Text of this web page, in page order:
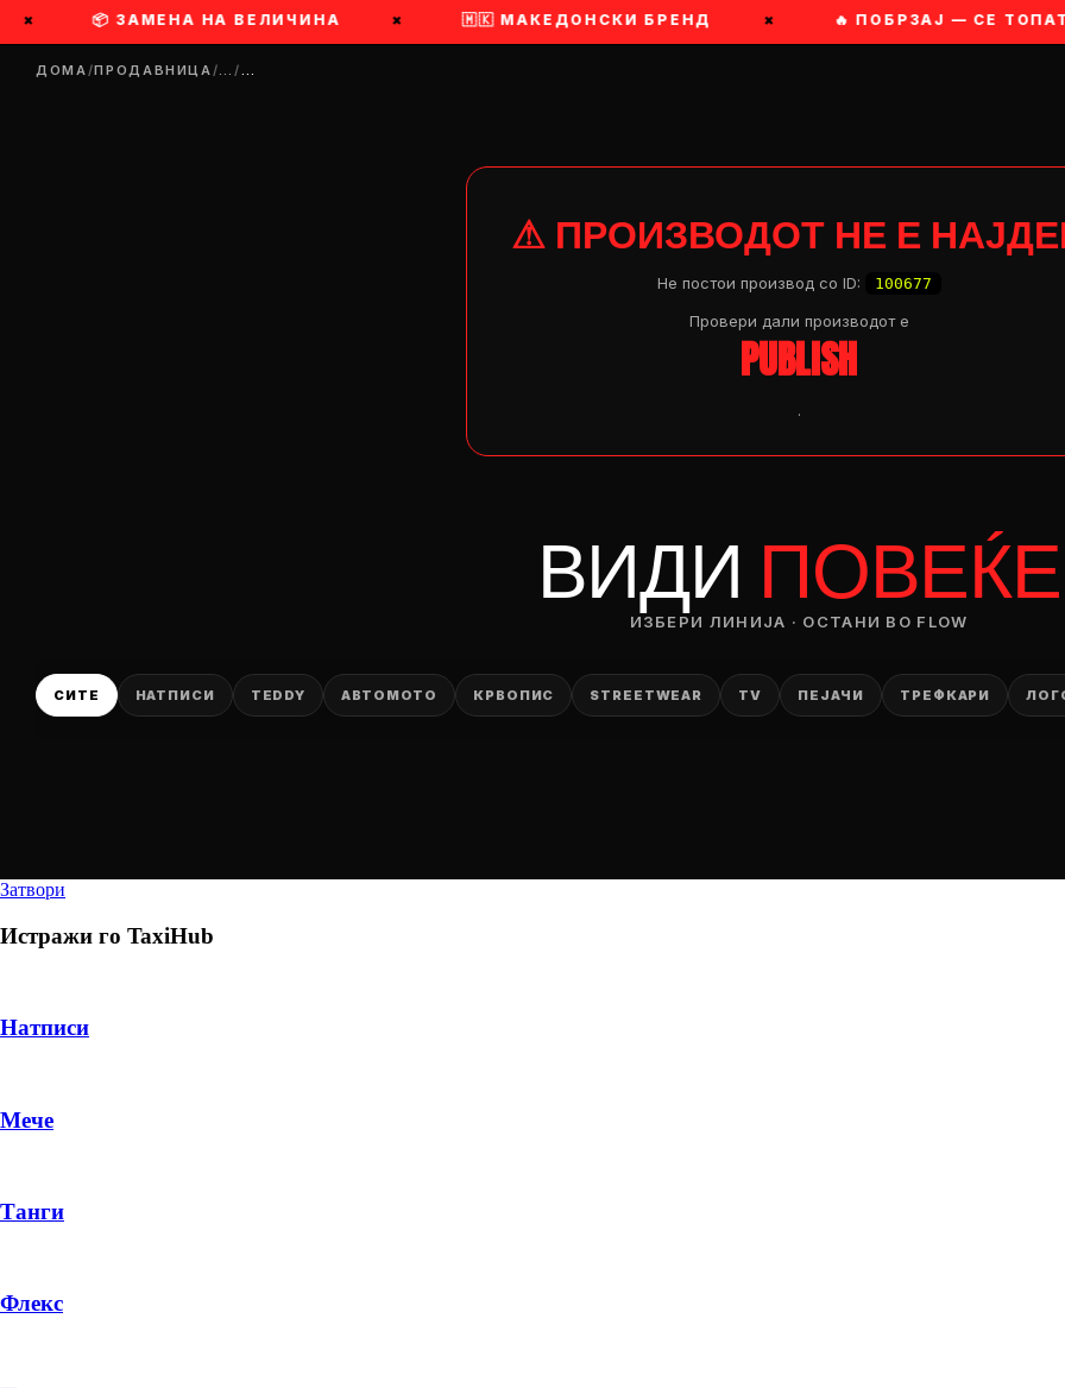
📦 ЗАМЕНА НА ВЕЛИЧИНА 🇲🇰 МАКЕДОНСКИ БРЕНД 🔥 ПОБРЗАЈ — СЕ ТОПАТ
ДОМА/ПРОДАВНИЦА/…/…
⚠ ПРОИЗВОДОТ НЕ Е
Не постои производ со ID: 100677
Провери дали производот e
PUBLISH
.
ВИДИ ПОВЕЌЕ
ИЗБЕРИ ЛИНИЈА · ОСТАНИ ВО FLOW
СИТЕ НАТПИСИ TEDDY АВТОМОТО КРВОПИС STREETWEAR TV ПЕЈАЧИ ТРЕФКАРИ
Затвори
Истражи го TaxiHub
Натписи
Мече
Танги
Флекс